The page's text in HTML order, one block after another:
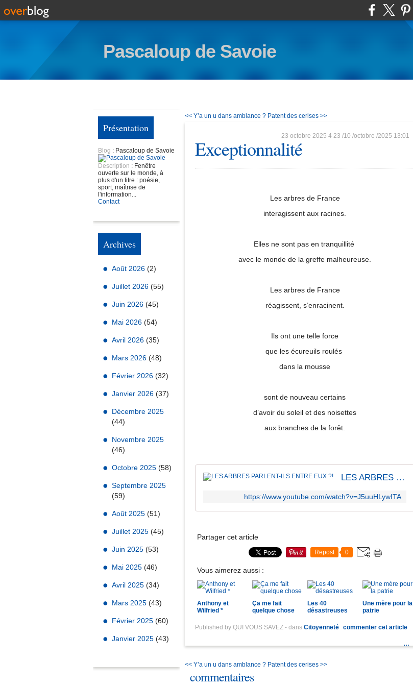
Pascaloup de Savoie
Présentation
Blog : Pascaloup de Savoie
Description : Fenêtre
ouverte sur le monde, à
plus d'un titre : poésie,
sport, maîtrise de
l'information...
Contact
Archives
Août 2026 (2)
Juillet 2026 (55)
Juin 2026 (45)
Mai 2026 (54)
Avril 2026 (35)
Mars 2026 (48)
Février 2026 (32)
Janvier 2026 (37)
Décembre 2025
(44)
Novembre 2025
(46)
Octobre 2025 (58)
Septembre 2025
(59)
Août 2025 (51)
Juillet 2025 (45)
Juin 2025 (53)
Mai 2025 (46)
Avril 2025 (34)
Mars 2025 (43)
Février 2025 (60)
Janvier 2025 (43)
<< Y’a un u dans amblance ? Patent des cerises >>
23 octobre 2025 4 23 /10 /octobre /2025 13:01
Exceptionnalité
Les arbres de France
interagissent aux racines.
Elles ne sont pas en tranquillité
avec le monde de la greffe malheureuse.
Les arbres de France
réagissent, s’enracinent.
Ils ont une telle force
que les écureuils roulés
dans la mousse
sont de nouveau certains
d’avoir du soleil et des noisettes
aux branches de la forêt.
LES ARBRES PARLENT-ILS ENTRE EUX ?!
https://www.youtube.com/watch?v=J5uuHLywITA
Partager cet article
Repost 0
Vous aimerez aussi :
Anthony et
Wilfried *
Ça me fait
quelque chose
Les 40
désastreuses
Une mère pour la
patrie
Published by QUI VOUS SAVEZ - dans Citoyenneté commenter cet article
…
<< Y’a un u dans amblance ? Patent des cerises >>
commentaires